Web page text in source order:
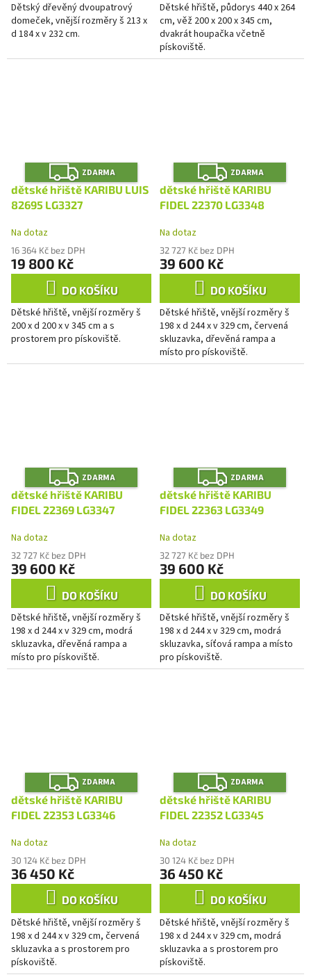
Dětský dřevěný dvoupatrový
domeček, vnější rozměry š 213 x
d 184 x v 232 cm.
Dětské hřiště, půdorys 440 x 264
cm, věž 200 x 200 x 345 cm,
dvakrát houpačka včetně
pískoviště.
Z
D
A
R
M
ZDARMA
dětské hřiště KARIBU LUIS
82695 LG3327
Na dotaz
16 364 Kč bez DPH
19 800 Kč
DO KOŠÍKU
Dětské hřiště, vnější rozměry š
200 x d 200 x v 345 cm a s
prostorem pro pískoviště.
Z
D
A
R
M
ZDARMA
dětské hřiště KARIBU
FIDEL 22370 LG3348
Na dotaz
32 727 Kč bez DPH
39 600 Kč
DO KOŠÍKU
Dětské hřiště, vnější rozměry š
198 x d 244 x v 329 cm, červená
skluzavka, dřevěná rampa a
místo pro pískoviště.
Z
D
A
R
M
ZDARMA
dětské hřiště KARIBU
FIDEL 22369 LG3347
Na dotaz
32 727 Kč bez DPH
39 600 Kč
DO KOŠÍKU
Dětské hřiště, vnější rozměry š
198 x d 244 x v 329 cm, modrá
skluzavka, dřevěná rampa a
místo pro pískoviště.
Z
D
A
R
M
ZDARMA
dětské hřiště KARIBU
FIDEL 22363 LG3349
Na dotaz
32 727 Kč bez DPH
39 600 Kč
DO KOŠÍKU
Dětské hřiště, vnější rozměry š
198 x d 244 x v 329 cm, modrá
skluzavka, síťová rampa a místo
pro pískoviště.
Z
D
A
R
M
ZDARMA
dětské hřiště KARIBU
FIDEL 22353 LG3346
Na dotaz
30 124 Kč bez DPH
36 450 Kč
DO KOŠÍKU
Dětské hřiště, vnější rozměry š
198 x d 244 x v 329 cm, červená
skluzavka a s prostorem pro
pískoviště.
Z
D
A
R
M
ZDARMA
dětské hřiště KARIBU
FIDEL 22352 LG3345
Na dotaz
30 124 Kč bez DPH
36 450 Kč
DO KOŠÍKU
Dětské hřiště, vnější rozměry š
198 x d 244 x v 329 cm, modrá
skluzavka a s prostorem pro
pískoviště.